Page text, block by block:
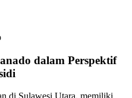
dalam Perspektif